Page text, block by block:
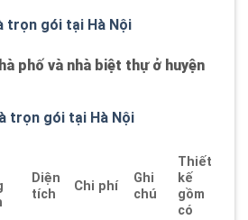
trọn gói tại Hà Nội
phố và nhà biệt thự ở huyện
trọn gói tại Hà Nội
Diện
tích
Chi phí
Ghi
chú
Thiết
kế
gồm
có